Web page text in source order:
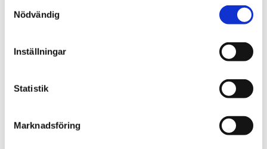
Nödvändig
Inställningar
Statistik
Marknadsföring
migranter kvar i Ceuta